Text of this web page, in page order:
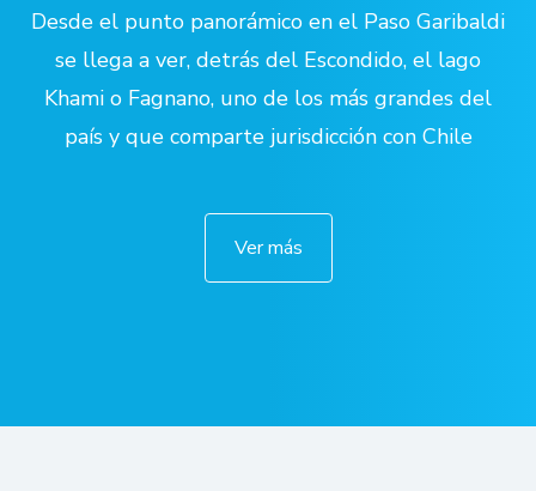
Desde el punto panorámico en el Paso Garibaldi
se llega a ver, detrás del Escondido, el lago
Khami o Fagnano, uno de los más grandes del
país y que comparte jurisdicción con Chile
Ver más